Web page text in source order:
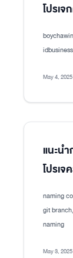
โปรเ
May 4, 2025
แนะน
โปรเ
naming
git
naming
May 3, 2025